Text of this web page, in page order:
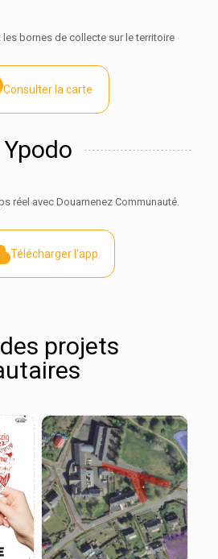
les bornes de collecte sur le territoire
Consulter la carte
Ypodo
réel avec Douarnenez Communauté.
Télécharger l'app
projets